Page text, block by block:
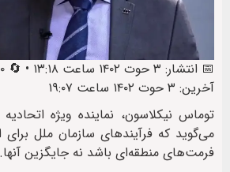
آخرین: ۳ حوت ۱۴۰۲ ساعت ۱۹:۰۷
توماس نیکلاسون، نماینده ویژه اتحادیه
می‌گوید که فرآیندهای سازمان ملل برای
فرمت‌‎های منطقه‌ای باشد نه جایگزین آنها.